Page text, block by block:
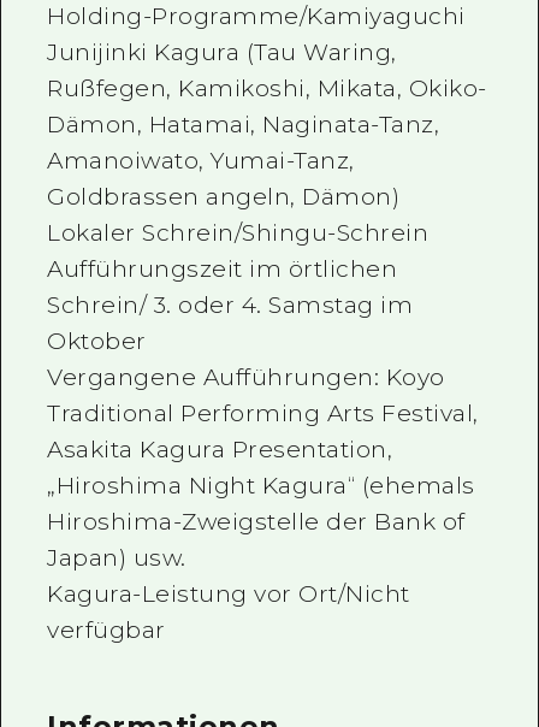
Holding-Programme/Kamiyaguchi
Junijinki Kagura (Tau Waring,
Rußfegen, Kamikoshi, Mikata, Okiko-
Dämon, Hatamai, Naginata-Tanz,
Amanoiwato, Yumai-Tanz,
Goldbrassen angeln, Dämon)
Lokaler Schrein/Shingu-Schrein
Aufführungszeit im örtlichen
Schrein/ 3. oder 4. Samstag im
Oktober
Vergangene Aufführungen: Koyo
Traditional Performing Arts Festival,
Asakita Kagura Presentation,
„Hiroshima Night Kagura“ (ehemals
Hiroshima-Zweigstelle der Bank of
Japan) usw.
Kagura-Leistung vor Ort/Nicht
verfügbar